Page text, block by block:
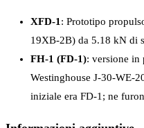
XFD-1 : Prototipo
19XB-2B) da 5.18 kN di
FH-1 (FD-1): versione in
Westinghouse J-30-WE-
iniziale era FD-1; ne